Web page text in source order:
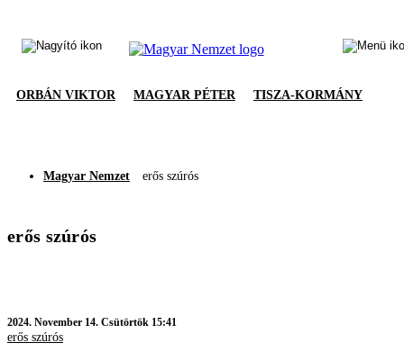
ORBÁN VIKTOR MAGYAR PÉTER TISZA-KORMÁNY
Magyar Nemzet erős szúrós
erős szúrós
2024. November 14. Csütörtök 15:41
erős szúrós